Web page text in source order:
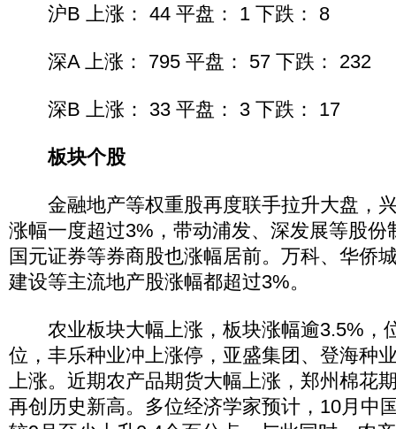
沪B 上涨： 44 平盘： 1 下跌： 8
深A 上涨： 795 平盘： 57 下跌： 232
深B 上涨： 33 平盘： 3 下跌： 17
板块个股
金融地产等权重股再度联手拉升大盘，
涨幅一度超过3%，带动浦发、深发展等股份
国元证券等券商股也涨幅居前。万科、华侨
建设等主流地产股涨幅都超过3%。
农业板块大幅上涨，板块涨幅逾3.5%，
位，丰乐种业冲上涨停，亚盛集团、登海种
上涨。近期农产品期货大幅上涨，郑州棉花
再创历史新高。多位经济学家预计，10月中